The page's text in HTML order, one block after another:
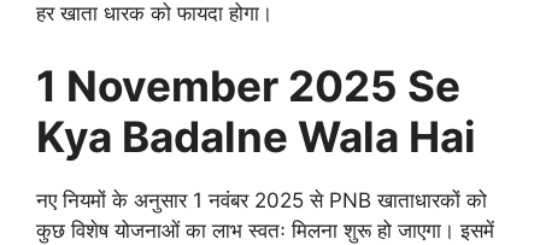
हर खाता धारक को फायदा होगा।
1 November 2025 Se
Kya Badalne Wala Hai
नए नियमों के अनुसार 1 नवंबर 2025 से PNB खाताधारकों को
कुछ विशेष योजनाओं का लाभ स्वतः मिलना शुरू हो जाएगा। इसमें